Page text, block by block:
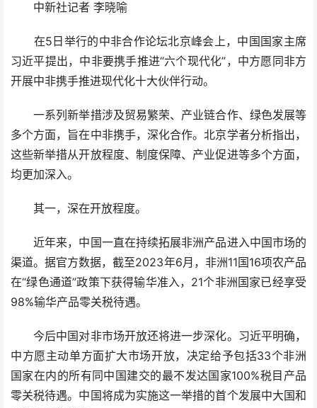
中新社记者 李晓喻
在5日举行的中非合作论坛北京峰会上，中国国家主席
习近平提出，中非要携手推进“六个现代化”，中方愿同非方
开展中非携手推进现代化十大伙伴行动。
一系列新举措涉及贸易繁荣、产业链合作、绿色发展等
多个方面，旨在中非携手，深化合作。北京学者分析指出，
这些新举措从开放程度、制度保障、产业促进等多个方面，
均更加深入。
其一，深在开放程度。
近年来，中国一直在持续拓展非洲产品进入中国市场的
渠道。据官方数据，截至2023年6月，非洲11国16项农产品
在“绿色通道”政策下获得输华准入，21个非洲国家已经享受
98%输华产品零关税待遇。
今后中国对非市场开放还将进一步深化。习近平明确，
中方愿主动单方面扩大市场开放，决定给予包括33个非洲
国家在内的所有同中国建交的最不发达国家100%税目产品
零关税待遇。中国将成为实施这一举措的首个发展中大国和
何处？